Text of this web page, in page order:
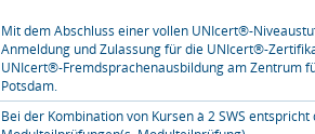
Mit dem Abschluss einer vollen UNIcert®-
Anmeldung und Zulassung für die UNIcert®-
UNIcert®-Fremdsprachenausbildung am Zentrum
Potsdam.
Bei der Kombination von Kursen à 2 SWS